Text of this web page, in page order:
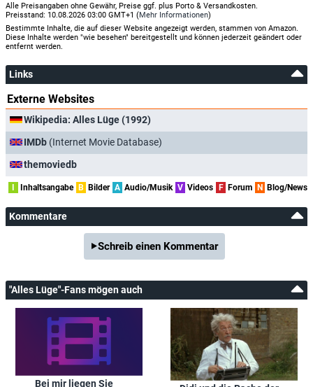
Alle Preisangaben ohne Gewähr, Preise ggf. plus Porto & Versandkosten.
Preisstand: 10.08.2026 03:00 GMT+1 (Mehr Informationen)
Bestimmte Inhalte, die auf dieser Website angezeigt werden, stammen von Amazon.
Diese Inhalte werden "wie besehen" bereitgestellt und können jederzeit geändert oder
entfernt werden.
Links
Externe Websites
Wikipedia: Alles Lüge (1992)
IMDb (Internet Movie Database)
themoviedb
I Inhaltsangabe B Bilder A Audio/Musik V Videos F Forum N Blog/News
Kommentare
Schreib einen Kommentar
"Alles Lüge"-Fans mögen auch
Bei mir liegen Sie